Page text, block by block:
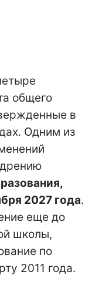
общего
в
Одним из
2027 года.
еще до
школы,
по
2011 года.